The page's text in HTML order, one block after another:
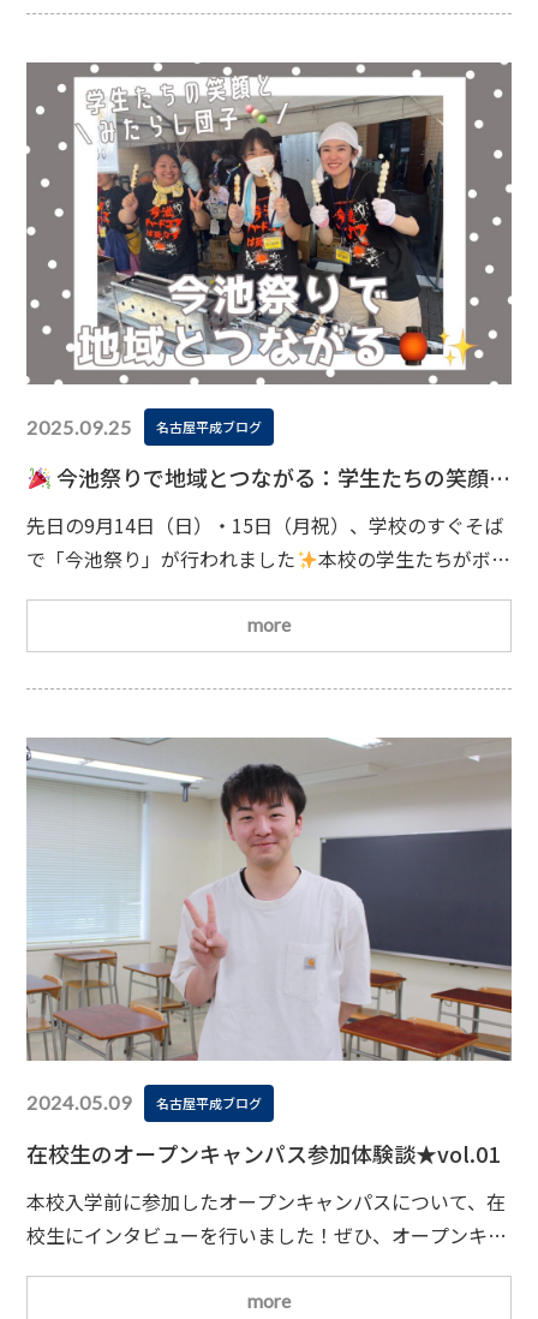
います。勉強というのは主に2つの方法があります。 イ
の知識として外に出していく
2025.09.25 名古屋平成ブログ
今池祭りで地域とつながる：学生たちの笑顔と
みたらし団子
先日の9月14日（日）・15日（月祝）、学校のすぐそば
で「今池祭り」が行われました
本校の学生たちがボラ
ンティアとして参加しました
焼けるような夏の暑さの
、学生たちは地域の皆さんと笑顔で交流しながら、
みたらし団子
ポテトフライ ドリンク
串カツな
どを販売しました。学生は主にみたらし団子
を担当。
『ピカイチ』さんの味噌串カツ今回の味噌串カツの
more
2024.05.09 名古屋平成ブログ
在校生のオープンキャンパス参加体験談★vol.01
本校入学前に参加したオープンキャンパスについて、在
校生にインタビューを行いました！ぜひ、オープンキャ
ンパスへ参加される際の参考にしてみてください
今回
は理学療法学科3年生の学生さんに体験談を伺いました
more